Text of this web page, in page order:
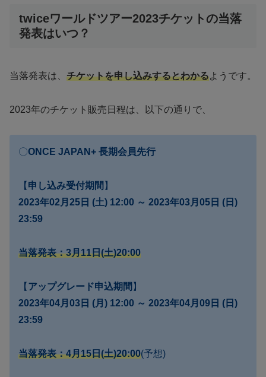
twiceワールドツアー2023チケットの当落
発表はいつ？
当落発表は、 チケットを申し込みするとわかるようです。
2023年のチケット販売日程は、以下の通りで、
〇ONCE JAPAN+ 長期会員先行
【 申し込み受付期間 】
2023年02月25日 (土) 12:00 ～ 2023年03月05日 (日)
23:59
当落発表：3月11日(土)20:00
【 アップグレード申込期間 】
2023年04月03日 (月) 12:00 ～ 2023年04月09日 (日)
23:59
当落発表：4月15日(土)20:00(予想)